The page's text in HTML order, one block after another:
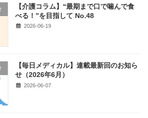
【介護コラム】“最期まで口で噛んで食
べる！”を目指して No.48
2026-06-19
【毎日メディカル】連載最新回のお知ら
せ（2026年6月）
2026-06-07